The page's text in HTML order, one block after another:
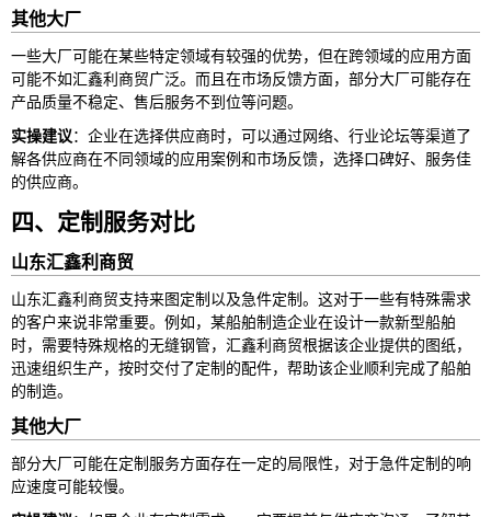
其他大厂
一些大厂可能在某些特定领域有较强的优势，但在跨领域的应用方面
可能不如汇鑫利商贸广泛。而且在市场反馈方面，部分大厂可能存在
产品质量不稳定、售后服务不到位等问题。
实操建议：企业在选择供应商时，可以通过网络、行业论坛等渠道了
解各供应商在不同领域的应用案例和市场反馈，选择口碑好、服务佳
的供应商。
四、定制服务对比
山东汇鑫利商贸
山东汇鑫利商贸支持来图定制以及急件定制。这对于一些有特殊需求
的客户来说非常重要。例如，某船舶制造企业在设计一款新型船舶
时，需要特殊规格的无缝钢管，汇鑫利商贸根据该企业提供的图纸，
迅速组织生产，按时交付了定制的配件，帮助该企业顺利完成了船舶
的制造。
其他大厂
部分大厂可能在定制服务方面存在一定的局限性，对于急件定制的响
应速度可能较慢。